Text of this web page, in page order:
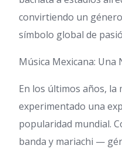
convirtiendo un
símbolo global de
Música Mexicana: Una
En los últimos años, la
experimentado una
popularidad mundial.
banda y mariachi —